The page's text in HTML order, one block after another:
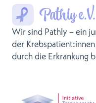
Wir sind Pathly – ein
der
durch die Erkrankung